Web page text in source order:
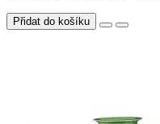
Přidat do košíku